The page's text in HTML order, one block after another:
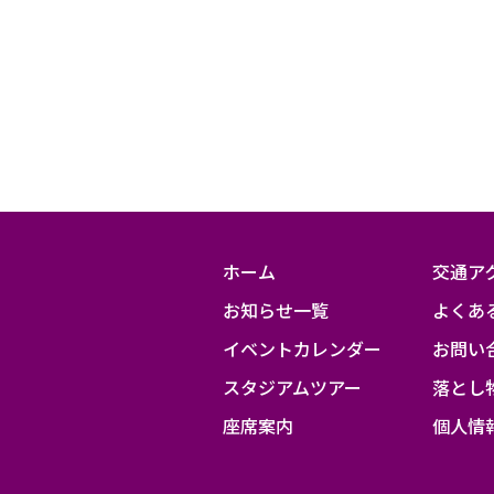
ホーム
お知らせ一覧
イベントカレンダー
スタジアムツアー
座席案内
交通ア
よくあ
お問い
落とし
個人情